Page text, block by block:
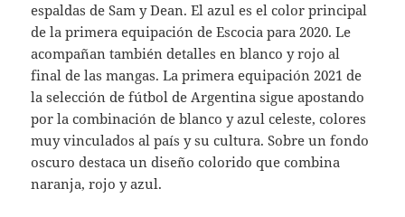
espaldas de Sam y Dean. El azul es el color principal
de la primera equipación de Escocia para 2020. Le
acompañan también detalles en blanco y rojo al
final de las mangas. La primera equipación 2021 de
la selección de fútbol de Argentina sigue apostando
por la combinación de blanco y azul celeste, colores
muy vinculados al país y su cultura. Sobre un fondo
oscuro destaca un diseño colorido que combina
naranja, rojo y azul.